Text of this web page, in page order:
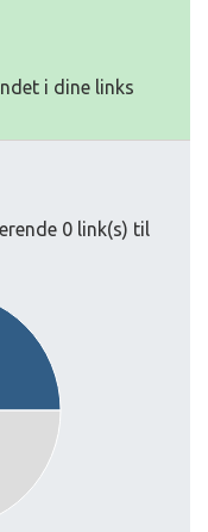
i dine links
0 link(s) til